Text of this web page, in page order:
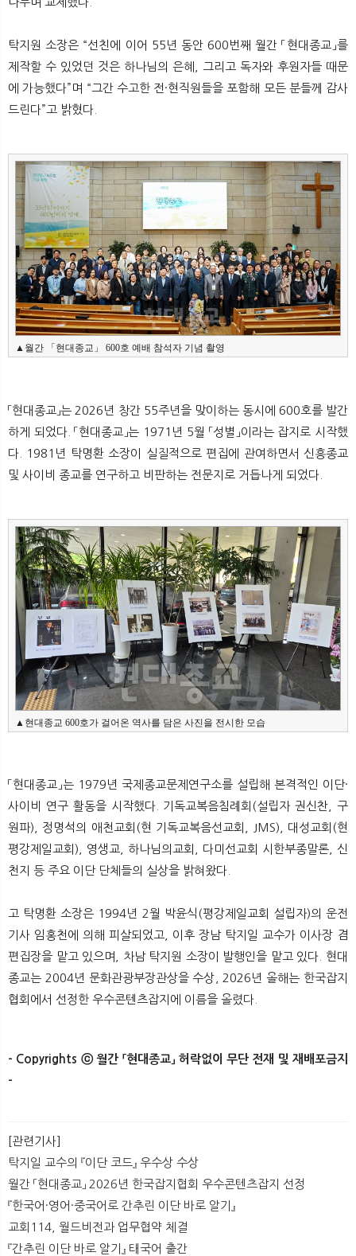
탁지원 소장은 “선친에 이어 55년 동안 600번째 월간 「현대종교」를
제작할 수 있었던 것은 하나님의 은혜, 그리고 독자와 후원자들 때문
에 가능했다”며 “그간 수고한 전·현직원들을 포함해 모든 분들께 감사
드린다”고 밝혔다.
▲월간 「현대종교」 600호 예배 참석자 기념 촬영
「현대종교」는 2026년 창간 55주년을 맞이하는 동시에 600호를 발간
하게 되었다. 「현대종교」는 1971년 5월 「성별」이라는 잡지로 시작했
다. 1981년 탁명환 소장이 실질적으로 편집에 관여하면서 신흥종교
및 사이비 종교를 연구하고 비판하는 전문지로 거듭나게 되었다.
▲현대종교 600호가 걸어온 역사를 담은 사진을 전시한 모습
「현대종교」는 1979년 국제종교문제연구소를 설립해 본격적인 이단·
사이비 연구 활동을 시작했다. 기독교복음침례회(설립자 권신찬, 구
원파), 정명석의 애천교회(현 기독교복음선교회, JMS), 대성교회(현
평강제일교회), 영생교, 하나님의교회, 다미선교회 시한부종말론, 신
천지 등 주요 이단 단체들의 실상을 밝혀왔다.
고 탁명환 소장은 1994년 2월 박윤식(평강제일교회 설립자)의 운전
기사 임홍천에 의해 피살되었고, 이후 장남 탁지일 교수가 이사장 겸
편집장을 맡고 있으며, 차남 탁지원 소장이 발행인을 맡고 있다. 현대
종교는 2004년 문화관광부장관상을 수상, 2026년 올해는 한국잡지
협회에서 선정한 우수콘텐츠잡지에 이름을 올렸다.
- Copyrights ⓒ 월간 「현대종교」 허락없이 무단 전재 및 재배포금지
-​
[관련기사]
탁지일 교수의 『이단 코드』 우수상 수상
월간 「현대종교」 2026년 한국잡지협회 우수콘텐츠잡지 선정
『한국어·영어·중국어로 간추린 이단 바로 알기』
교회114, 월드비전과 업무협약 체결
『간추린 이단 바로 알기』 태국어 출간